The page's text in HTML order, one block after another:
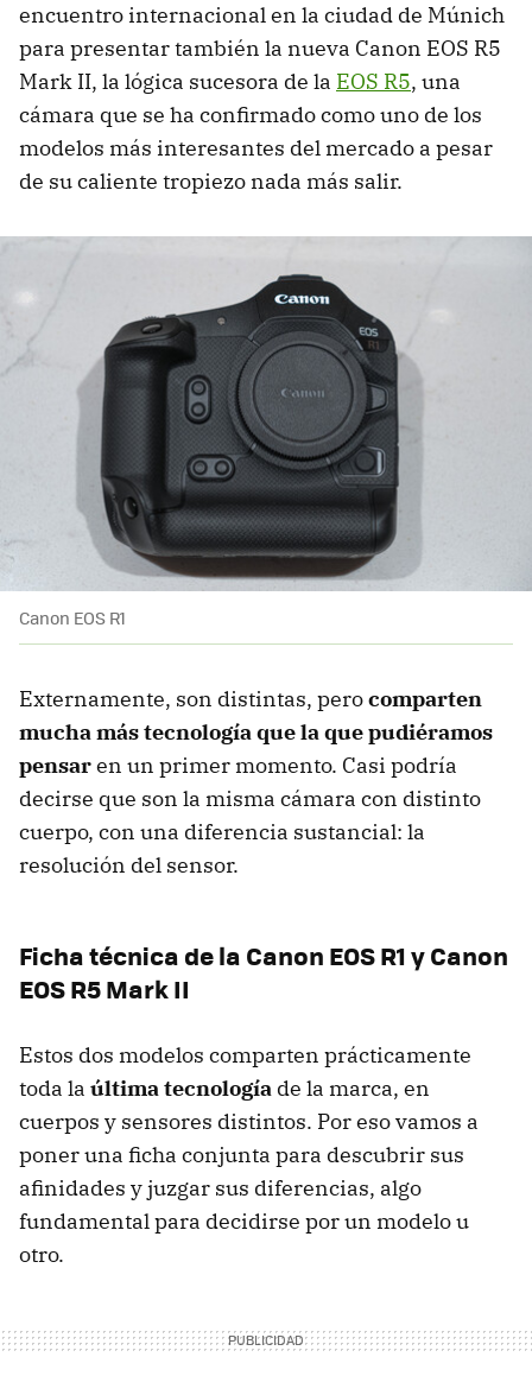
encuentro internacional en la ciudad de Múnich
para presentar también la nueva Canon EOS R5
Mark II, la lógica sucesora de la EOS R5, una
cámara que se ha confirmado como uno de los
modelos más interesantes del mercado a pesar
de su caliente tropiezo nada más salir.
Canon EOS R1
Externamente, son distintas, perocomparten
mucha más tecnología que la que pudiéramos
pensaren un primer momento. Casi podría
decirse que son la misma cámara con distinto
cuerpo, con una diferencia sustancial: la
resolución del sensor.
Ficha técnica de la Canon EOS R1 y Canon
EOS R5 Mark II
Estos dos modelos comparten prácticamente
toda la última tecnología de la marca, en
cuerpos y sensores distintos. Por eso vamos a
poner una ficha conjunta para descubrir sus
afinidades y juzgar sus diferencias, algo
fundamental para decidirse por un modelo u
otro.